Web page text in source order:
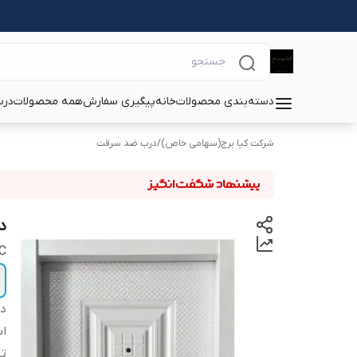
دسته‌بندی محصولاتخانهپیگیری سفارشهمه محصولات
شرکت کیا برج(سهامی خاص)/درب ضد سرقت